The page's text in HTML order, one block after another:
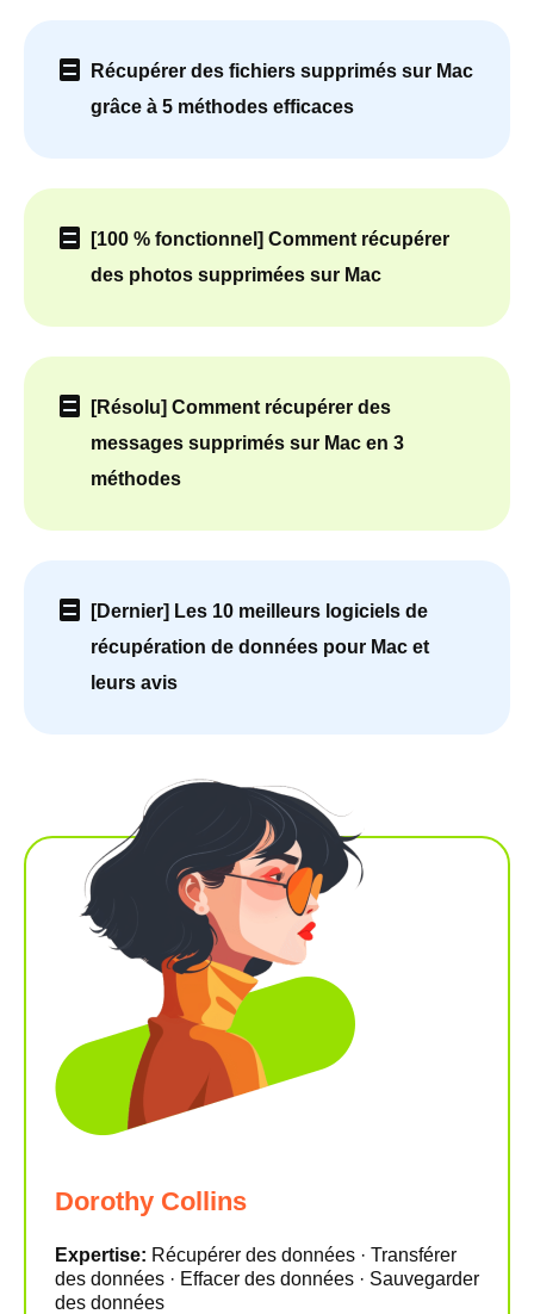
Récupérer des fichiers supprimés sur Mac
grâce à 5 méthodes efficaces
[100 % fonctionnel] Comment récupérer
des photos supprimées sur Mac
[Résolu] Comment récupérer des
messages supprimés sur Mac en 3
méthodes
[Dernier] Les 10 meilleurs logiciels de
récupération de données pour Mac et
leurs avis
Dorothy Collins
Expertise: Récupérer des données · Transférer
des données · Effacer des données · Sauvegarder
des données